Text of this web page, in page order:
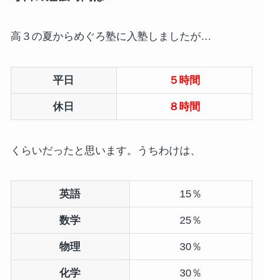
高３の夏からめぐろ塾に入塾しましたが…
平日 ５時間
休日 ８時間
くらいだったと思います。うちわけは、
英語 15％
数学 25％
物理 30％
化学 30％